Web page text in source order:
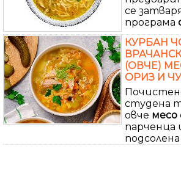
се
програма
КУРБАН
(ОВЧЕ)
ОРИЗ И
студена
овче месо
парченца
подсолена